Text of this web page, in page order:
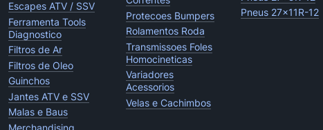
Escapes ATV / SSV
Ferramenta Tools
Diagnostico
Filtros de Ar
Filtros de Oleo
Guinchos
Jantes ATV e SSV
Malas e Baus
Merchandising
Protecoes Bumpers
Rolamentos Roda
Transmissoes Foles
Homocineticas
Variadores
Acessorios
Velas e Cachimbos
Pneus 27x11R-12